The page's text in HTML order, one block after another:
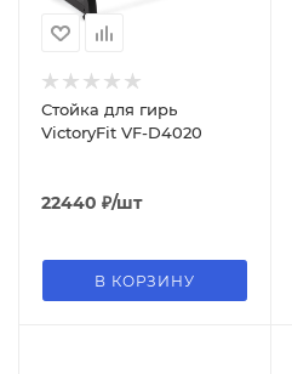
Стойка для гирь
VictoryFit VF-D4020
22440 ₽/шт
В КОРЗИНУ